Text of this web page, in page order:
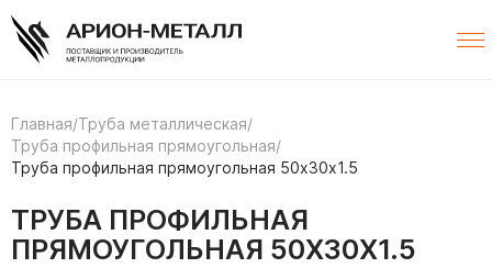
Главная/Труба металлическая/
Труба профильная прямоугольная/
Труба профильная прямоугольная 50х30х1.5
ТРУБА ПРОФИЛЬНАЯ
ПРЯМОУГОЛЬНАЯ 50Х30Х1.5